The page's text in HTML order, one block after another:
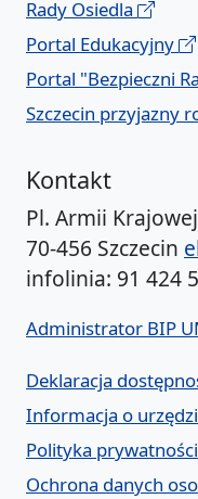
Rady Osiedla
Portal Edukacyjny
Portal "Bezpieczni
Szczecin przyjazny
Kontakt
Pl. Armii
70-456 Szczecin
infolinia: 91 424
Administrator BIP
Deklaracja
Informacja o
Polityka prywatności
Ochrona danych